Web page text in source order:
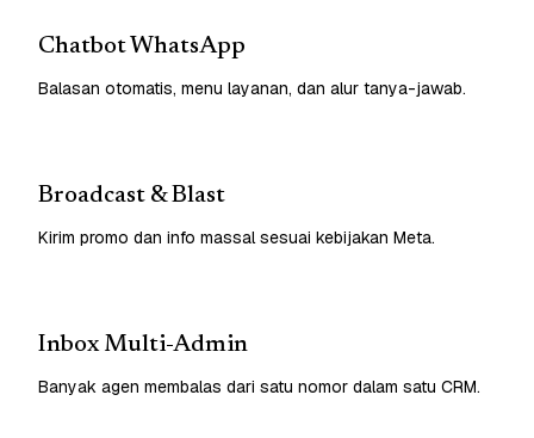
Chatbot WhatsApp
Balasan otomatis, menu layanan, dan alur tanya-jawab.
Broadcast & Blast
Kirim promo dan info massal sesuai kebijakan Meta.
Inbox Multi-Admin
Banyak agen membalas dari satu nomor dalam satu CRM.